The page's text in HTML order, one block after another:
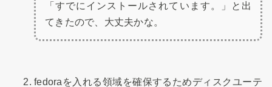
「すでにインストールされています。」と出
てきたので、大丈夫かな。
fedoraを入れる領域を確保するためディスクユーテ